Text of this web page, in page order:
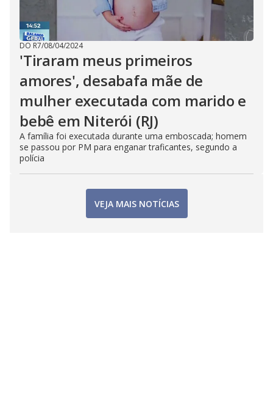
DO R7/08/04/2024
'Tiraram meus primeiros
amores', desabafa mãe de
mulher executada com marido e
bebê em Niterói (RJ)
A família foi executada durante uma emboscada; homem
se passou por PM para enganar traficantes, segundo a
polícia
VEJA MAIS NOTÍCIAS